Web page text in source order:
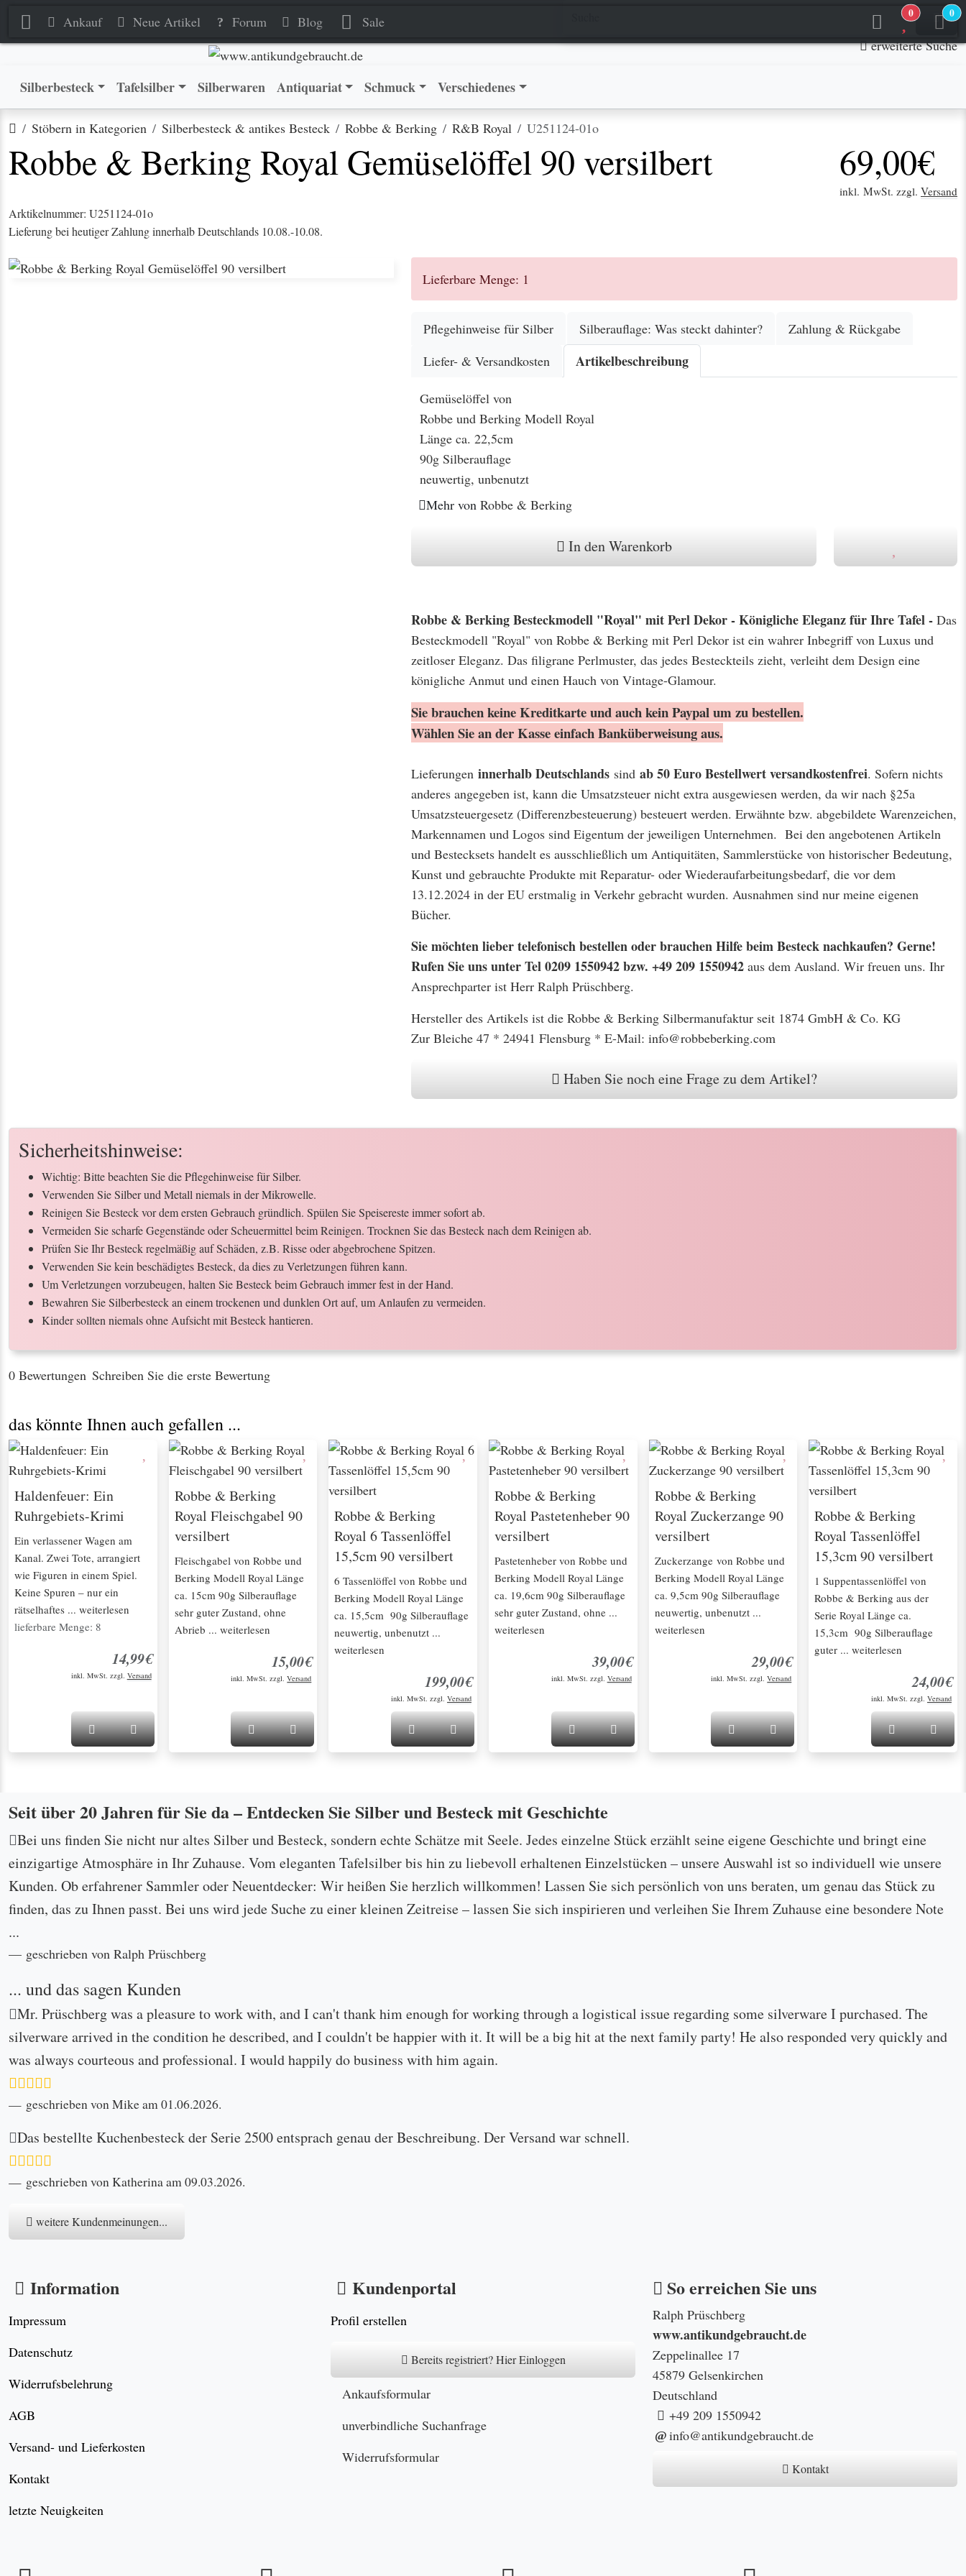
Ankauf Neue Artikel Forum Blog Sale
0 0
erweiterte Suche
Silberbesteck Tafelsilber Silberwaren Antiquariat Schmuck Verschiedenes
Startseite
Stöbern in Kategorien Silberbesteck & antikes Besteck Robbe & Berking R&B Royal U251124-01o
Robbe & Berking Royal Gemüselöffel 90 versilbert 69,00€
inkl. MwSt. zzgl. Versand
Arktikelnummer: U251124-01o
Lieferung bei heutiger Zahlung innerhalb Deutschlands 10.08.-10.08.
Lieferbare Menge: 1
Pflegehinweise für Silber Silberauflage: Was steckt dahinter?
Zahlung & Rückgabe
Liefer- & Versandkosten
Artikelbeschreibung
Gemüselöffel von
Robbe und Berking Modell Royal
Länge ca. 22,5cm
90g Silberauflage
neuwertig, unbenutzt
Mehr von Robbe & Berking
In den Warenkorb
Robbe & Berking Besteckmodell "Royal" mit Perl Dekor - Königliche Eleganz für Ihre Tafel - Das
Besteckmodell "Royal" von Robbe & Berking mit Perl Dekor ist ein wahrer Inbegriff von Luxus und
zeitloser Eleganz. Das filigrane Perlmuster, das jedes Besteckteils zieht, verleiht dem Design eine
königliche Anmut und einen Hauch von Vintage-Glamour.
Sie brauchen keine Kreditkarte und auch kein Paypal um zu bestellen.
Wählen Sie an der Kasse einfach Banküberweisung aus.
Lieferungen innerhalb Deutschlands sind ab 50 Euro Bestellwertversandkostenfrei. Sofern nichts
anderes angegeben ist, kann die Umsatzsteuer nicht extra ausgewiesen werden, da wir nach §25a
Umsatzsteuergesetz (Differenzbesteuerung) besteuert werden. Erwähnte bzw. abgebildete Warenzeichen,
Markennamen und Logos sind Eigentum der jeweiligen Unternehmen. Bei den angebotenen Artikeln
und Bestecksets handelt es ausschließlich um Antiquitäten, Sammlerstücke von historischer Bedeutung,
Kunst und gebrauchte Produkte mit Reparatur- oder Wiederaufarbeitungsbedarf, die vor dem
13.12.2024 in der EU erstmalig in Verkehr gebracht wurden. Ausnahmen sind nur meine eigenen
Bücher.
Sie möchten lieber telefonisch bestellen oder brauchen Hilfe beim Besteck nachkaufen? Gerne!
Rufen Sie uns unter Tel 0209 1550942 bzw. +49 209 1550942 aus dem Ausland. Wir freuen uns. Ihr
Ansprechparter ist Herr Ralph Prüschberg.
Hersteller des Artikels ist die Robbe & Berking Silbermanufaktur seit 1874 GmbH & Co. KG
Zur Bleiche 47 * 24941 Flensburg * E-Mail: info@robbeberking.com
Haben Sie noch eine Frage zu dem Artikel?
Sicherheitshinweise:
Wichtig: Bitte beachten Sie die Pflegehinweise für Silber.
Verwenden Sie Silber und Metall niemals in der Mikrowelle.
Reinigen Sie Besteck vor dem ersten Gebrauch gründlich. Spülen Sie Speisereste immer sofort ab.
Vermeiden Sie scharfe Gegenstände oder Scheuermittel beim Reinigen. Trocknen Sie das Besteck nach dem Reinigen ab.
Prüfen Sie Ihr Besteck regelmäßig auf Schäden, z.B. Risse oder abgebrochene Spitzen.
Verwenden Sie kein beschädigtes Besteck, da dies zu Verletzungen führen kann.
Um Verletzungen vorzubeugen, halten Sie Besteck beim Gebrauch immer fest in der Hand.
Bewahren Sie Silberbesteck an einem trockenen und dunklen Ort auf, um Anlaufen zu vermeiden.
Kinder sollten niemals ohne Aufsicht mit Besteck hantieren.
0 Bewertungen Schreiben Sie die erste Bewertung
Robbe & Berking Royal Gemüselöffel 90 versilbert
Robbe & Berking Royal Gemüselöffel 90 versilbert
das könnte Ihnen auch gefallen ...
Haldenfeuer: Ein
Ruhrgebiets-Krimi
Ein verlassener Wagen am
Kanal. Zwei Tote, arrangiert
wie Figuren in einem Spiel.
Keine Spuren – nur ein
rätselhaftes ... weiterlesen
lieferbare Menge: 8
14,99€
inkl. MwSt. zzgl. Versand
Robbe & Berking
Royal Fleischgabel 90
versilbert
Fleischgabel von Robbe und
Berking Modell Royal Länge
ca. 15cm 90g Silberauflage
sehr guter Zustand, ohne
Abrieb ... weiterlesen
15,00€
inkl. MwSt. zzgl.Versand
Robbe & Berking
Royal 6 Tassenlöffel
15,5cm 90 versilbert
6 Tassenlöffel von Robbe und
Berking Modell Royal Länge
ca. 15,5cm 90g Silberauflage
neuwertig, unbenutzt ...
weiterlesen
199,00€
inkl. MwSt. zzgl. Versand
Robbe & Berking
Royal Pastetenheber 90
versilbert
Pastetenheber von Robbe und
Berking Modell Royal Länge
ca. 19,6cm 90g Silberauflage
sehr guter Zustand, ohne ...
weiterlesen
39,00€
inkl. MwSt. zzgl. Versand
Robbe & Berking
Royal Zuckerzange 90
versilbert
Zuckerzange von Robbe und
Berking Modell Royal Länge
ca. 9,5cm 90g Silberauflage
neuwertig, unbenutzt ...
weiterlesen
29,00€
inkl. MwSt. zzgl.Versand
Robbe & Berking
Royal Tassenlöffel
15,3cm 90 versilbert
1 Suppentassenlöffel von
Robbe & Berking aus der
Serie Royal Länge ca.
15,3cm 90g Silberauflage
guter ... weiterlesen
24,00€
inkl. MwSt. zzgl. Versand
Seit über 20 Jahren für Sie da – Entdecken Sie Silber und Besteck mit Geschichte
Bei uns finden Sie nicht nur altes Silber und Besteck, sondern echte Schätze mit Seele. Jedes einzelne Stück erzählt seine eigene Geschichte und bringt eine
einzigartige Atmosphäre in Ihr Zuhause. Vom eleganten Tafelsilber bis hin zu liebevoll erhaltenen Einzelstücken – unsere Auswahl ist so individuell wie unsere
Kunden. Ob erfahrener Sammler oder Neuentdecker: Wir heißen Sie herzlich willkommen! Lassen Sie sich persönlich von uns beraten, um genau das Stück zu
finden, das zu Ihnen passt. Bei uns wird jede Suche zu einer kleinen Zeitreise – lassen Sie sich inspirieren und verleihen Sie Ihrem Zuhause eine besondere Note
...
geschrieben von Ralph Prüschberg
... und das sagen Kunden
Mr. Prüschberg was a pleasure to work with, and I can't thank him enough for working through a logistical issue regarding some silverware I purchased. The
silverware arrived in the condition he described, and I couldn't be happier with it. It will be a big hit at the next family party! He also responded very quickly and
was always courteous and professional. I would happily do business with him again.
geschrieben von Mike am 01.06.2026.
Das bestellte Kuchenbesteck der Serie 2500 entsprach genau der Beschreibung. Der Versand war schnell.
geschrieben von Katherina am 09.03.2026.
weitere Kundenmeinungen...
Information
Impressum
Datenschutz
Widerrufsbelehrung
AGB
Versand- und Lieferkosten
Kontakt
letzte Neuigkeiten
Kundenportal
Profil erstellen
Bereits registriert? Hier Einloggen
Ankaufsformular
unverbindliche Suchanfrage
Widerrufsformular
So erreichen Sie uns
Ralph Prüschberg
www.antikundgebraucht.de
Zeppelinallee 17
45879 Gelsenkirchen
Deutschland
+49 209 1550942
info@antikundgebraucht.de
Kontakt